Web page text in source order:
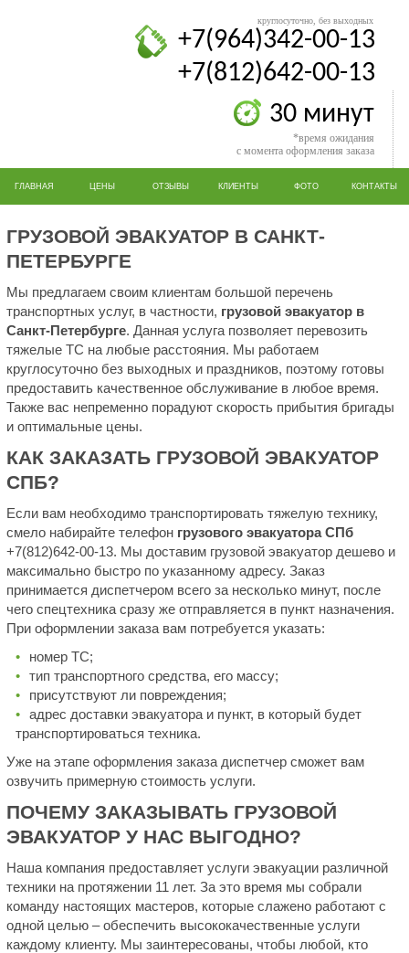
круглосуточно, без выходных
+7(964)342-00-13
+7(812)642-00-13
30 минут
*время ожидания
с момента оформления заказа
ГЛАВНАЯ ЦЕНЫ ОТЗЫВЫ КЛИЕНТЫ ФОТО КОНТАКТЫ
ГРУЗОВОЙ ЭВАКУАТОР В САНКТ-
ПЕТЕРБУРГЕ
Мы предлагаем своим клиентам большой перечень
транспортных услуг, в частности, грузовой эвакуатор в
Санкт-Петербурге. Данная услуга позволяет перевозить
тяжелые ТС на любые расстояния. Мы работаем
круглосуточно без выходных и праздников, поэтому готовы
предоставить качественное обслуживание в любое время.
Также вас непременно порадуют скорость прибытия бригады
и оптимальные цены.
КАК ЗАКАЗАТЬ ГРУЗОВОЙ ЭВАКУАТОР
СПБ?
Если вам необходимо транспортировать тяжелую технику,
смело набирайте телефон грузового эвакуатора СПб
+7(812)642-00-13. Мы доставим грузовой эвакуатор дешево и
максимально быстро по указанному адресу. Заказ
принимается диспетчером всего за несколько минут, после
чего спецтехника сразу же отправляется в пункт назначения.
При оформлении заказа вам потребуется указать:
номер ТС;
тип транспортного средства, его массу;
присутствуют ли повреждения;
адрес доставки эвакуатора и пункт, в который будет
транспортироваться техника.
Уже на этапе оформления заказа диспетчер сможет вам
озвучить примерную стоимость услуги.
ПОЧЕМУ ЗАКАЗЫВАТЬ ГРУЗОВОЙ
ЭВАКУАТОР У НАС ВЫГОДНО?
Наша компания предоставляет услуги эвакуации различной
техники на протяжении 11 лет. За это время мы собрали
команду настоящих мастеров, которые слажено работают с
одной целью – обеспечить высококачественные услуги
каждому клиенту. Мы заинтересованы, чтобы любой, кто